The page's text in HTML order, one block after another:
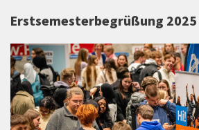
Erstsemesterbegrüßung 2025